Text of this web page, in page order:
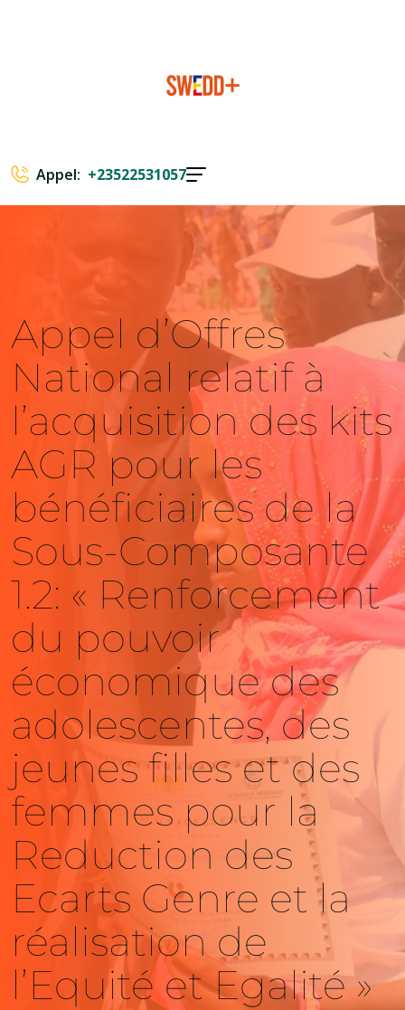
Appel: +23522531057
Appel d’Offres
National relatif à
l’acquisition des kits
AGR pour les
bénéficiaires de la
Sous-Composante
1.2: « Renforcement
du pouvoir
économique des
adolescentes, des
jeunes filles et des
femmes pour la
Reduction des
Ecarts Genre et la
réalisation de
l’Equité et Egalité »